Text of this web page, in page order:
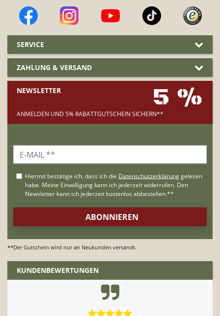
SERVICE
ZAHLUNG & VERSAND
NEWSLETTER 5 %
ANMELDEN UND 5% RABATTGUTSCHEIN SICHERN**
**Der Gutschein wird nur an Neukunden versandt.
KUNDENBEWERTUNGEN